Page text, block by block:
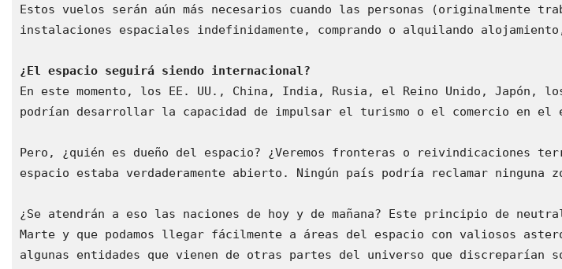
Estos vuelos serán aún más necesarios cuando las personas (originalmente
instalaciones espaciales indefinidamente, comprando o alquilando
¿El espacio seguirá siendo internacional?
En este momento, los EE. UU., China, India, Rusia, el Reino Unido, Japón,
podrían desarrollar la capacidad de impulsar el turismo o el comercio en el
Pero, ¿quién es dueño del espacio? ¿Veremos fronteras o reivindicaciones
espacio estaba verdaderamente abierto. Ningún país podría reclamar ninguna
¿Se atendrán a eso las naciones de hoy y de mañana? Este principio de
Marte y que podamos llegar fácilmente a áreas del espacio con valiosos
algunas entidades que vienen de otras partes del universo que discreparían